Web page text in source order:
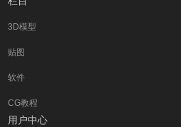
3D模型
贴图
软件
CG教程
用户中心